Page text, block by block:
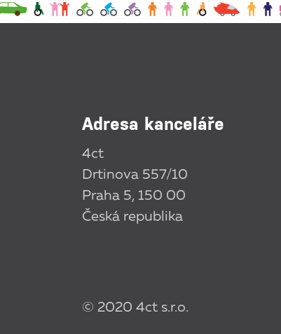
Adresa kanceláře
4ct
Drtinova 557/10
Praha 5, 150 00
Česká republika
© 2020 4ct s.r.o.